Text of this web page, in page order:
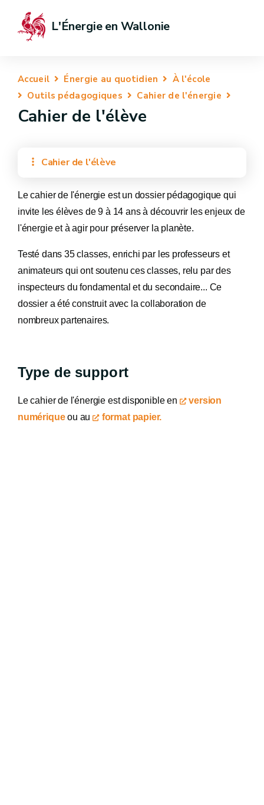
L'Énergie en Wallonie
Accueil Énergie au quotidien
À l'école
Outils pédagogiques
Cahier de l'énergie
Cahier de l'élève
Cahier de l'élève
Le cahier de l'énergie est un dossier pédagogique qui
invite les élèves de 9 à 14 ans à découvrir les enjeux de
l'énergie et à agir pour préserver la planète.
Testé dans 35 classes, enrichi par les professeurs et
animateurs qui ont soutenu ces classes, relu par des
inspecteurs du fondamental et du secondaire... Ce
dossier a été construit avec la collaboration de
nombreux partenaires.
Type de support
Le cahier de l'énergie est disponible en
version
numériqueou au format papier.